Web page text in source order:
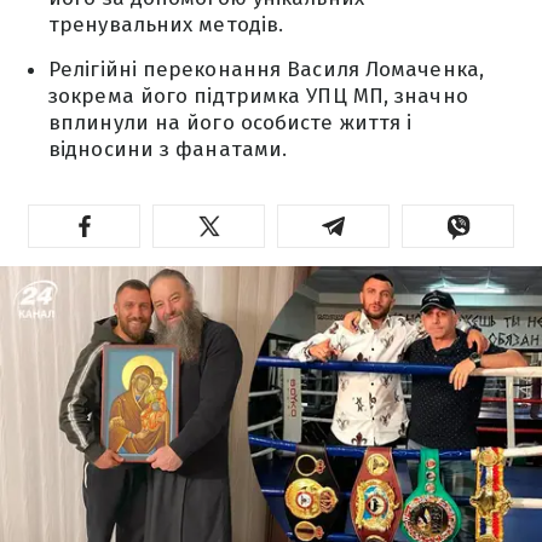
тренувальних методів.
Релігійні переконання Василя Ломаченка,
зокрема його підтримка УПЦ МП, значно
вплинули на його особисте життя і
відносини з фанатами.